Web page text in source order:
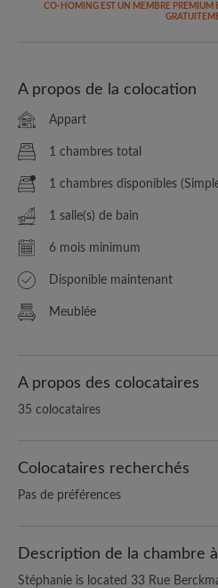
CO-HOMING EST UN MEMBRE PREMIUM
A propos de la colocation
Appart
1 chambres total
1 chambres disponibles
1 salle(s) de bain
6 mois minimum
Disponible maintenant
Meublée
A propos des colocataires
35 colocataires
Colocataires recherchés
Pas de préférences
Description de la chambre
Stéphanie is located 33 Rue